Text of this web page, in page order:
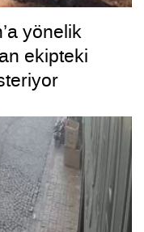
yönelik
ekipteki